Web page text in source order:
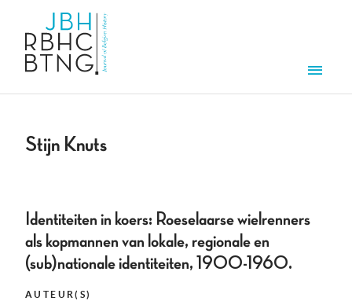
Stijn Knuts
Identiteiten in koers: Roeselaarse wielrenners
als kopmannen van lokale, regionale en
(sub)nationale identiteiten, 1900-1960.
AUTEUR(S)